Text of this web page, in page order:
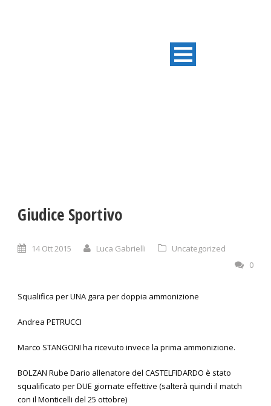
Giudice Sportivo
14 Ott 2015 Luca Gabrielli
Uncategorized
0
Squalifica per UNA gara per doppia ammonizione
Andrea PETRUCCI
Marco STANGONI ha ricevuto invece la prima ammonizione.
BOLZAN Rube Dario allenatore del CASTELFIDARDO è stato
squalificato per DUE giornate effettive (salterà quindi il match
con il Monticelli del 25 ottobre)